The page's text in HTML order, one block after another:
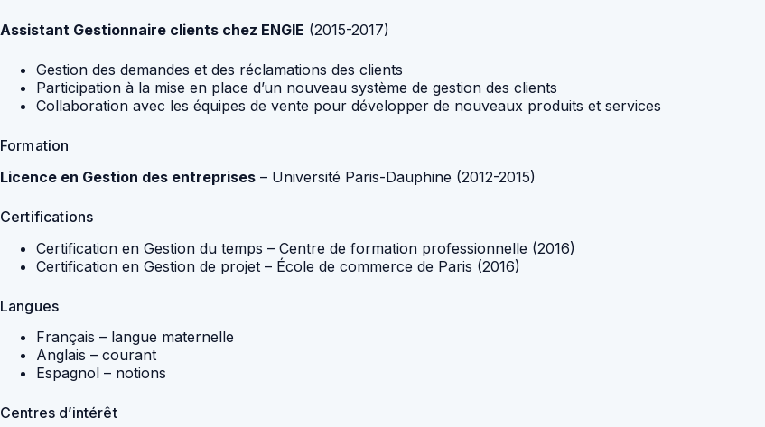
Assistant Gestionnaire clients chez ENGIE (2015-2017)
Gestion des demandes et des réclamations des clients
Participation à la mise en place d’un nouveau système de gestion des clients
Collaboration avec les équipes de vente pour développer de nouveaux produits et services
Formation
Licence en Gestion des entreprises – Université Paris-Dauphine (2012-2015)
Certifications
Certification en Gestion du temps – Centre de formation professionnelle (2016)
Certification en Gestion de projet – École de commerce de Paris (2016)
Langues
Français – langue maternelle
Anglais – courant
Espagnol – notions
Centres d’intérêt